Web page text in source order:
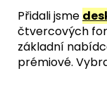
Přidali jsme
čtvercových
základní
prémiové.